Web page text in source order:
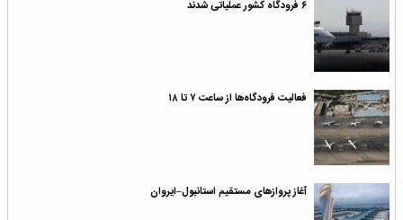
۶ فرودگاه‌ کشور عملیاتی شدند
فعالیت فرودگاه‌ها از ساعت ۷ تا ۱۸
آغاز پروازهای مستقیم استانبول–ایروان